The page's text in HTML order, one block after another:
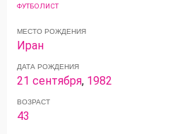
ФУТБОЛИСТ
МЕСТО РОЖДЕНИЯ
Иран
ДАТА РОЖДЕНИЯ
21 сентября, 1982
ВОЗРАСТ
43